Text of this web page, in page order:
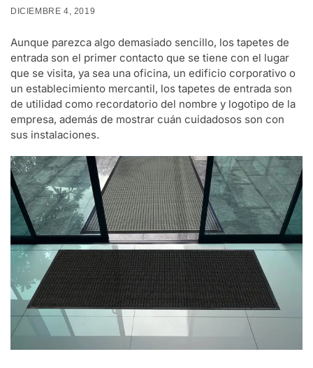
DICIEMBRE 4, 2019
Aunque parezca algo demasiado sencillo, los tapetes de
entrada son el primer contacto que se tiene con el lugar
que se visita, ya sea una oficina, un edificio corporativo o
un establecimiento mercantil, los tapetes de entrada son
de utilidad como recordatorio del nombre y logotipo de la
empresa, además de mostrar cuán cuidadosos son con
sus instalaciones.